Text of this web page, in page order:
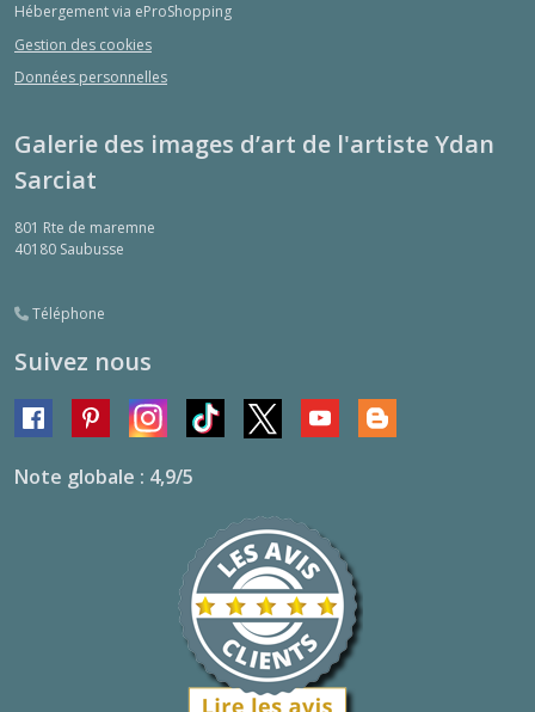
Hébergement via eProShopping
Gestion des cookies
Données personnelles
Galerie des images d’art de l'artiste Ydan
Sarciat
801 Rte de maremne
40180 Saubusse
Téléphone
Suivez nous
Note globale : 4,9/5